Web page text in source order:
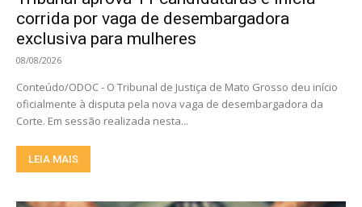
corrida por vaga de desembargadora
exclusiva para mulheres
08/08/2026
Conteúdo/ODOC - O Tribunal de Justiça de Mato Grosso deu início
oficialmente à disputa pela nova vaga de desembargadora da
Corte. Em sessão realizada nesta...
LEIA MAIS